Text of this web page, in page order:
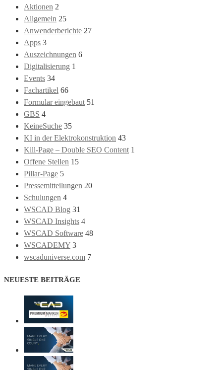
Aktionen 2
Allgemein 25
Anwenderberichte 27
Apps 3
Auszeichnungen 6
Digitalisierung 1
Events 34
Fachartikel 66
Formular eingebaut 51
GBS 4
KeineSuche 35
KI in der Elektrokonstruktion 43
Kill-Page – Double SEO Content 1
Offene Stellen 15
Pillar-Page 5
Pressemitteilungen 20
Schulungen 4
WSCAD Blog 31
WSCAD Insights 4
WSCAD Software 48
WSCADEMY 3
wscaduniverse.com 7
NEUESTE BEITRÄGE